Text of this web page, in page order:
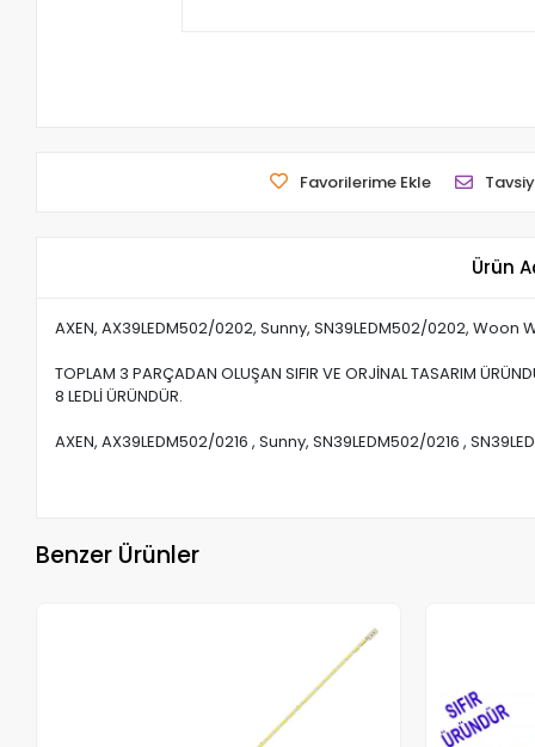
Favorilerime Ekle
Ürün
AXEN, AX39LEDM502/0202, Sunny, SN39LEDM502/0202,
TOPLAM 3 PARÇADAN OLUŞAN SIFIR VE ORJİNAL TASARIM
8 LEDLİ ÜRÜNDÜR.
AXEN, AX39LEDM502/0216 , Sunny, SN39LEDM502/0216 ,
Benzer Ürünler